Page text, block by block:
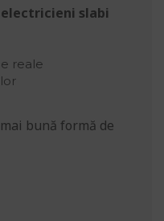
slabi
reale
bună formă de